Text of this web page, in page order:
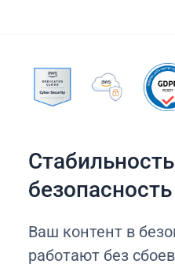
Ваш контент в
работают без